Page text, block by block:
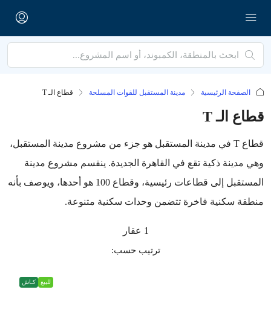
الصفحة الرئيسية مدينة المستقبل للقوات المسلحة قطاع الـ T
قطاع الـ T
قطاع T في مدينة المستقبل هو جزء من مشروع مدينة المستقبل،
وهي مدينة ذكية تقع في القاهرة الجديدة. ينقسم مشروع مدينة
المستقبل إلى قطاعات رئيسية، وقطاع 100 هو أحدها، ويوصف بأنه
منطقة سكنية فاخرة تتضمن وحدات سكنية متنوعة.
1 عقار
ترتيب حسب:
للبيع كـاش